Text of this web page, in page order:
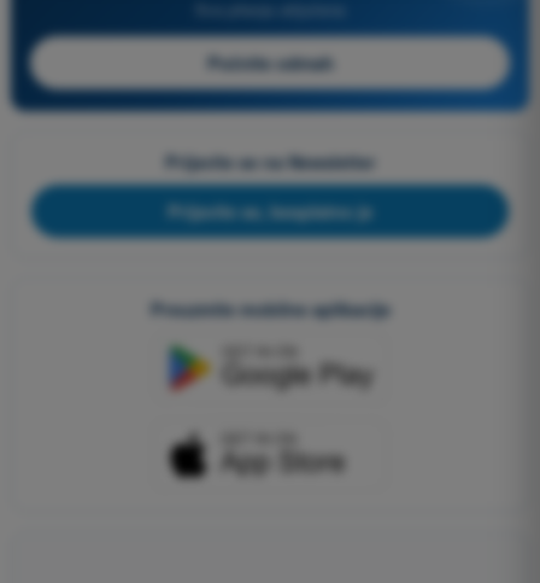
Počnite odmah
Prijavite se na Newsletter
Prijavite se, besplatno je
Preuzmite mobilne aplikacije